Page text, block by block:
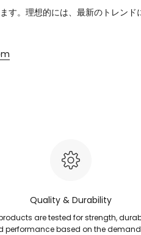
。理想的には、最新のトレンド
Quality & Durability
are tested for strength,
performance based on the